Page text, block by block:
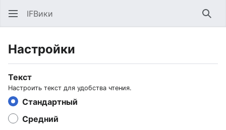
IFВики
Настройки
Текст
Настроить текст для удобства чтения.
Стандартный
Средний